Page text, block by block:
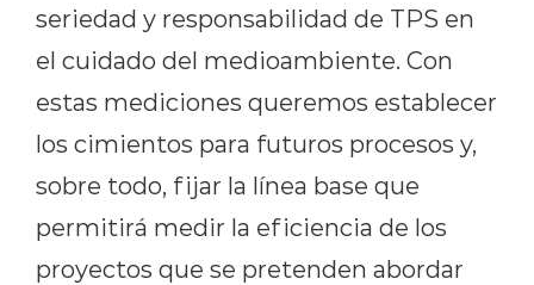
seriedad y responsabilidad de TPS en
el cuidado del medioambiente. Con
estas mediciones queremos establecer
los cimientos para futuros procesos y,
sobre todo, fijar la línea base que
permitirá medir la eficiencia de los
proyectos que se pretenden abordar